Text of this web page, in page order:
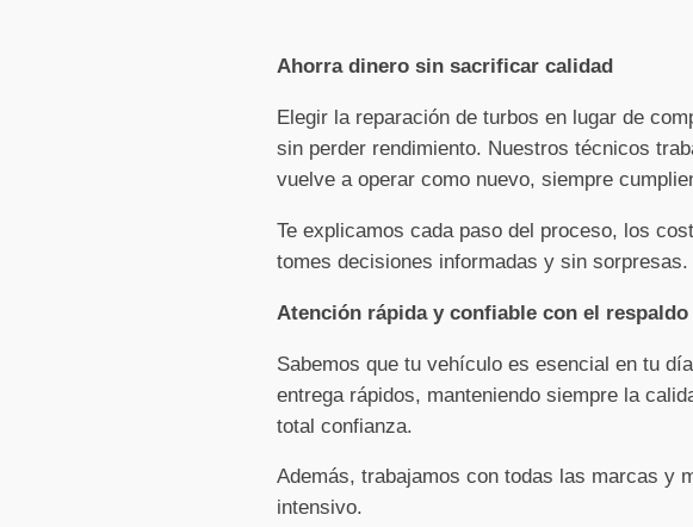
Ahorra dinero sin sacrificar calidad
Elegir la reparación de turbos en lugar de
sin perder rendimiento. Nuestros técnicos
vuelve a operar como nuevo, siempre
Te explicamos cada paso del proceso, los
tomes decisiones informadas y sin sorpresas.
Atención rápida y confiable con el respaldo
Sabemos que tu vehículo es esencial en tu
entrega rápidos, manteniendo siempre la
total confianza.
Además, trabajamos con todas las marcas y
intensivo.